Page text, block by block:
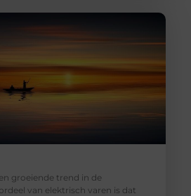
groeiende trend in de
van elektrisch varen is dat